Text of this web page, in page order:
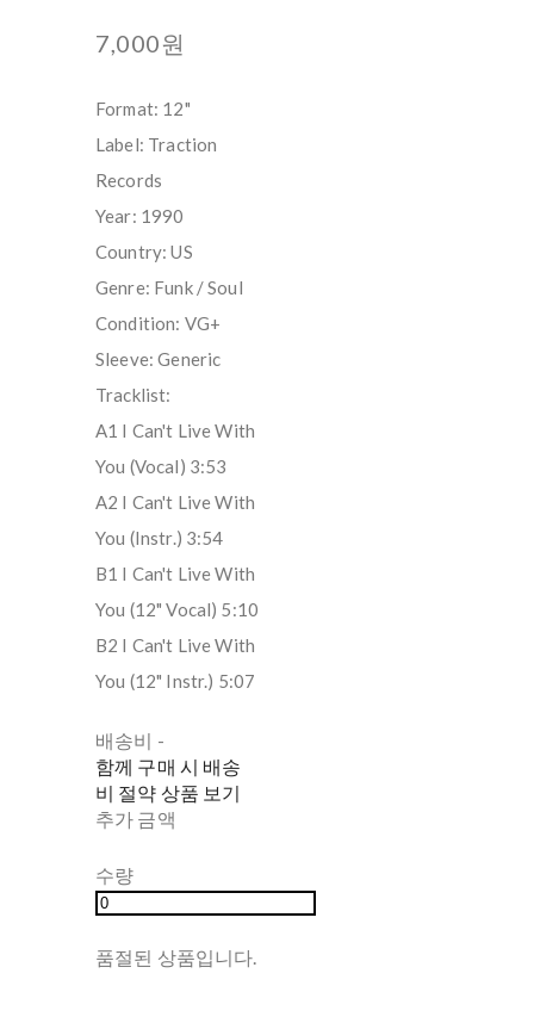
7,000원
Format: 12"
Label: Traction
Records
Year: 1990
Country: US
Genre: Funk / Soul
Condition: VG+
Sleeve: Generic
Tracklist:
A1 I Can't Live With
You (Vocal) 3:53
A2 I Can't Live With
You (Instr.) 3:54
B1 I Can't Live With
You (12" Vocal) 5:10
B2 I Can't Live With
You (12" Instr.) 5:07
배송비 -
함께 구매 시 배송
비 절약 상품 보기
추가 금액
수량
품절된 상품입니다.